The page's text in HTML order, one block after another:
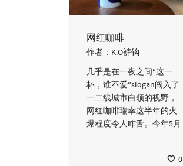
网红咖啡
作者： K.O裤钩
几乎是在一夜之间“这一
杯，谁不爱”slogan闯入了
一二线城市白领的视野，
网红咖啡瑞幸这半年的火
爆程度令人咋舌。今年5月
0